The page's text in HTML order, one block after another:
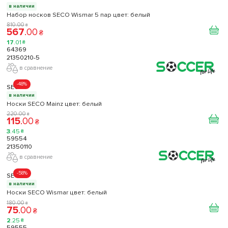
в наличии
Набор носков SECO Wismar 5 пар цвет: белый
810.00 ₴
567.00 ₴
17.01 ₴
64369
21350210-5
в сравнение
-48%
SECO
в наличии
Носки SECO Mainz цвет: белый
220.00 ₴
115.00 ₴
3.45 ₴
59554
21350110
в сравнение
-58%
SECO
в наличии
Носки SECO Wismar цвет: белый
180.00 ₴
75.00 ₴
2.25 ₴